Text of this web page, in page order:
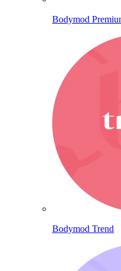
Bodymod
Bodymod Trend